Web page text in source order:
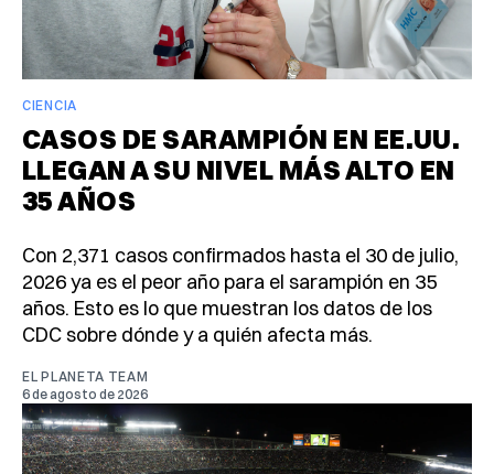
CIENCIA
CASOS DE SARAMPIÓN EN EE.UU.
LLEGAN A SU NIVEL MÁS ALTO EN
35 AÑOS
Con 2,371 casos confirmados hasta el 30 de julio,
2026 ya es el peor año para el sarampión en 35
años. Esto es lo que muestran los datos de los
CDC sobre dónde y a quién afecta más.
EL PLANETA TEAM
6 de agosto de 2026